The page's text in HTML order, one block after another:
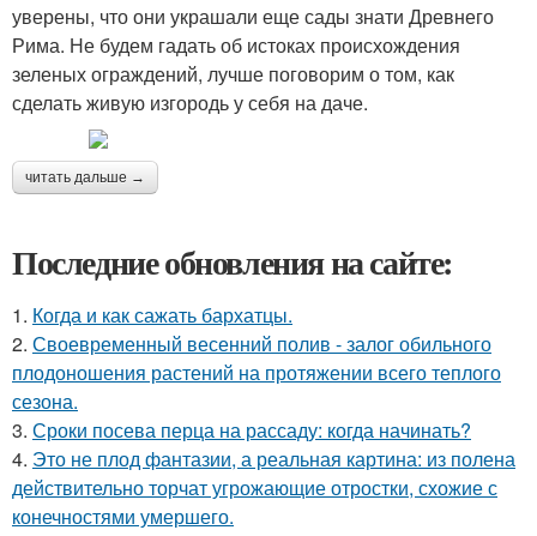
уверены, что они украшали еще сады знати Древнего
Рима. Не будем гадать об истоках происхождения
зеленых ограждений, лучше поговорим о том, как
сделать живую изгородь у себя на даче.
читать дальше →
Последние обновления на сайте:
1. Когда и как сажать бархатцы.
2. Своевременный весенний полив - залог обильного
плодоношения растений на протяжении всего теплого
сезона.
3. Сроки посева перца на рассаду: когда начинать?
4. Это не плод фантазии, а реальная картина: из полена
действительно торчат угрожающие отростки, схожие с
конечностями умершего.